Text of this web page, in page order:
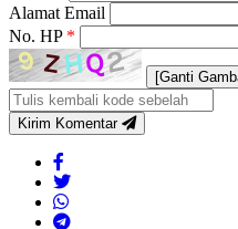
Alamat Email
No. HP *
[Ganti
Kirim Komentar